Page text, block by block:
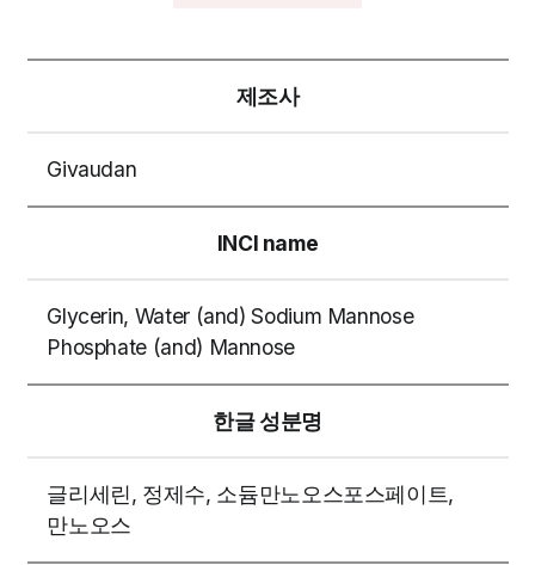
제조사
Givaudan
INCI name
Glycerin, Water (and) Sodium Mannose
Phosphate (and) Mannose
한글 성분명
글리세린, 정제수, 소듐만노오스포스페이트,
만노오스